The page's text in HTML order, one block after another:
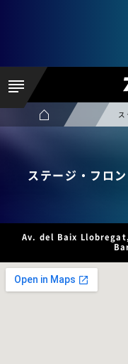
ステージ・フロ
Av. del Baix